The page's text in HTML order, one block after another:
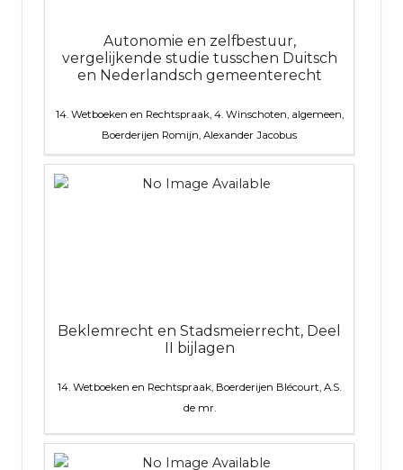
Autonomie en zelfbestuur,
vergelijkende studie tusschen Duitsch
en Nederlandsch gemeenterecht
14. Wetboeken en Rechtspraak, 4. Winschoten, algemeen,
Boerderijen Romijn, Alexander Jacobus
Beklemrecht en Stadsmeierrecht, Deel
II bijlagen
14. Wetboeken en Rechtspraak, Boerderijen Blécourt, A.S.
de mr.